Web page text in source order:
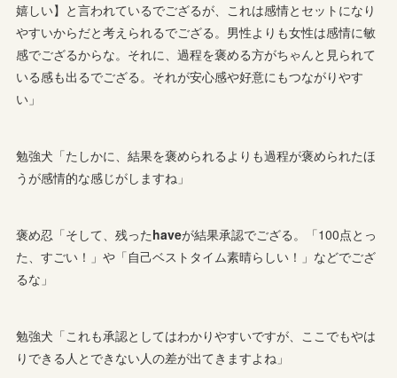
嬉しい】と言われているでござるが、これは感情とセットになり
やすいからだと考えられるでござる。男性よりも女性は感情に敏
感でござるからな。それに、過程を褒める方がちゃんと見られて
いる感も出るでござる。それが安心感や好意にもつながりやす
い」
勉強犬「たしかに、結果を褒められるよりも過程が褒められたほ
うが感情的な感じがしますね」
褒め忍「そして、残ったhaveが結果承認でござる。「100点とっ
た、すごい！」や「自己ベストタイム素晴らしい！」などでござ
るな」
勉強犬「これも承認としてはわかりやすいですが、ここでもやは
りできる人とできない人の差が出てきますよね」